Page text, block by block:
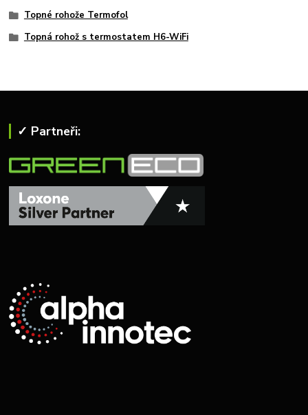
Topné rohože Termofol
Topná rohož s termostatem H6-WiFi
✓ Partneři: